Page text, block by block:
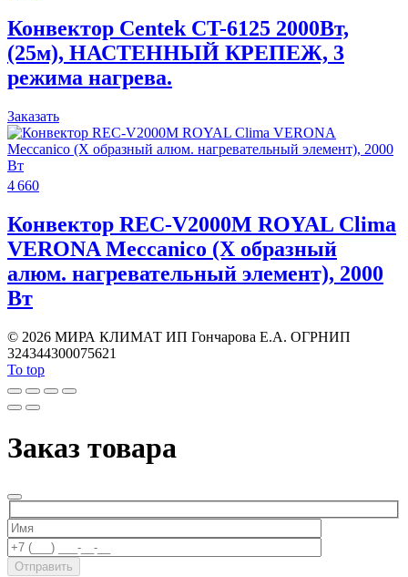
Конвектор Centek CT-6125 2000Вт,
(25м), НАСТЕННЫЙ КРЕПЕЖ, 3
режима нагрева.
Заказать
4 660
Конвектор REC-V2000M ROYAL Clima
VERONA Meccanico (X образный
алюм. нагревательный элемент), 2000
Вт
© 2026 МИРА КЛИМАТ ИП Гончарова Е.А. ОГРНИП
324344300075621
To top
Заказ товара
Отправить